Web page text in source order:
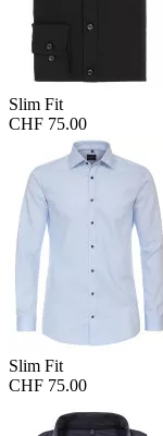
Slim Fit
CHF 75.00
Slim Fit
CHF 75.00